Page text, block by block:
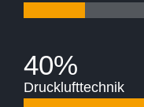
40%
Drucklufttechnik